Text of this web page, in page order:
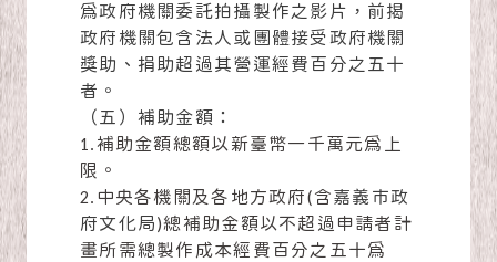
為政府機關委託拍攝製作之影片，前揭
政府機關包含法人或團體接受政府機關
獎助、捐助超過其營運經費百分之五十
者。
（五）補助金額：
1.補助金額總額以新臺幣一千萬元為上
限。
2.中央各機關及各地方政府(含嘉義市政
府文化局)總補助金額以不超過申請者計
畫所需總製作成本經費百分之五十為